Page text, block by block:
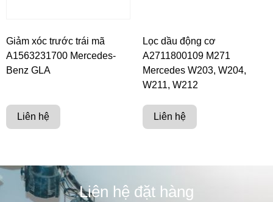
Giảm xóc trước trái mã
A1563231700 Mercedes-
Benz GLA
Liên hệ
Lọc dầu động cơ
A2711800109 M271
Mercedes W203, W204,
W211, W212
Liên hệ
Liên hệ đặt hàng